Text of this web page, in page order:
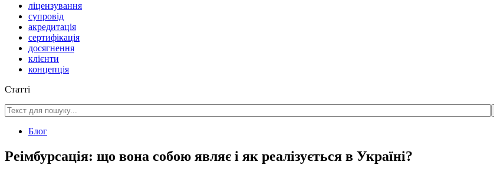
ліцензування
супровід
акредитація
сертифікація
досягнення
клієнти
концепція
Статті
Блог
Реімбурсація: що вона собою являє і як реалізується в Україні?